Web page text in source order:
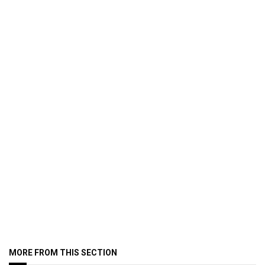
MORE FROM THIS SECTION